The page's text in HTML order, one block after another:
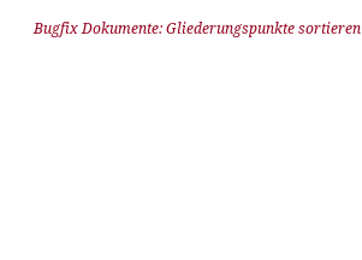
Bugfix Dokumente: Gliederungspunkte sortieren